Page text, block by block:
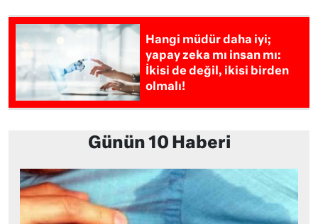
Hangi müdür daha iyi;
yapay zeka mı insan mı:
İkisi de değil, ikisi birden
olmalı!
Günün 10 Haberi